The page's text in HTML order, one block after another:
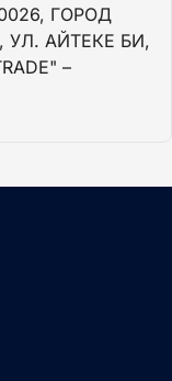
ГОРОД
АЙТЕКЕ БИ,
–